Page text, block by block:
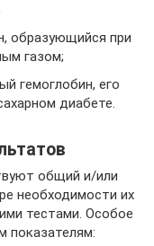
образующийся при
газом;
гемоглобин, его
диабете.
общий и/или
необходимости их
тестами. Особое
показателям: